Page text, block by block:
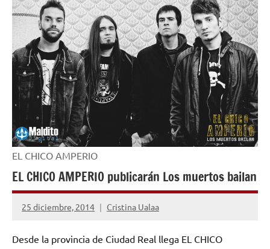
EL CHICO AMPERIO
EL CHICO AMPERIO publicarán Los muertos bailan
25 diciembre, 2014 Cristina Ualaa
No
comentarios
Desde la provincia de Ciudad Real llega EL CHICO